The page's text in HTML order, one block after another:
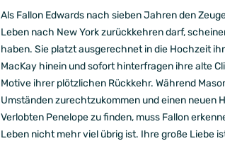
Als Fallon Edwards nach sieben Jahren den
Leben nach New York zurückkehren darf,
haben. Sie platzt ausgerechnet in die Hochzeit
MacKay hinein und sofort hinterfragen ihre alte
Motive ihrer plötzlichen Rückkehr. Während
Umständen zurechtzukommen und einen neuen
Verlobten Penelope zu finden, muss Fallon
Leben nicht mehr viel übrig ist. Ihre große Liebe